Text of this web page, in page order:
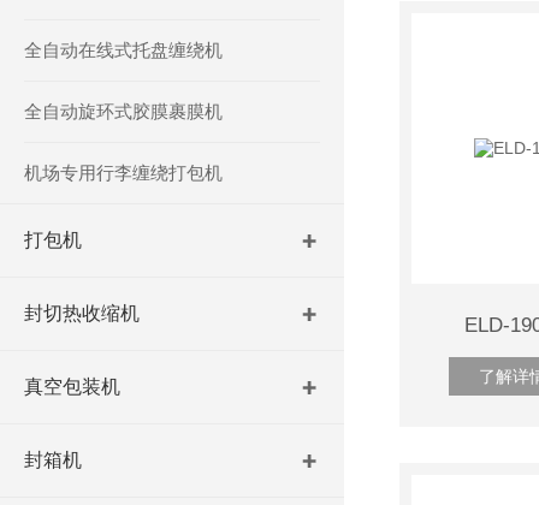
全自动在线式托盘缠绕机
全自动旋环式胶膜裹膜机
机场专用行李缠绕打包机
打包机
封切热收缩机
真空包装机
封箱机
ELD-
了解详